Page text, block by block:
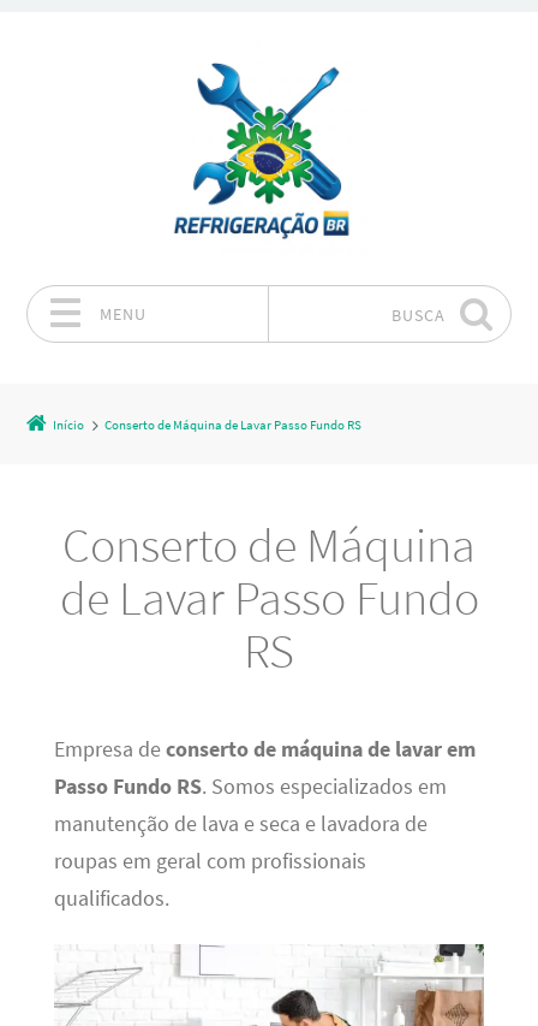
MENU BUSCA
Início Conserto de Máquina de Lavar Passo Fundo RS
Conserto de Máquina
de Lavar Passo Fundo
RS
Empresa deconserto de máquina de lavar em
Passo Fundo RS. Somos especializados em
manutenção de lava e seca e lavadora de
roupas em geral com profissionais
qualificados.